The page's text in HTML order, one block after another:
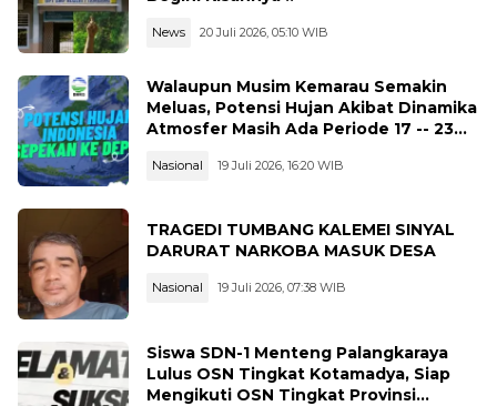
News 20 Juli 2026, 05:10 WIB
Walaupun Musim Kemarau Semakin
Meluas, Potensi Hujan Akibat Dinamika
Atmosfer Masih Ada Periode 17 -- 23
Nasional 19 Juli 2026, 16:20 WIB
TRAGEDI TUMBANG KALEMEI SINYAL
DARURAT NARKOBA MASUK DESA
Nasional 19 Juli 2026, 07:38 WIB
Siswa SDN-1 Menteng Palangkaraya
Lulus OSN Tingkat Kotamadya, Siap
Mengikuti OSN Tingkat Provinsi